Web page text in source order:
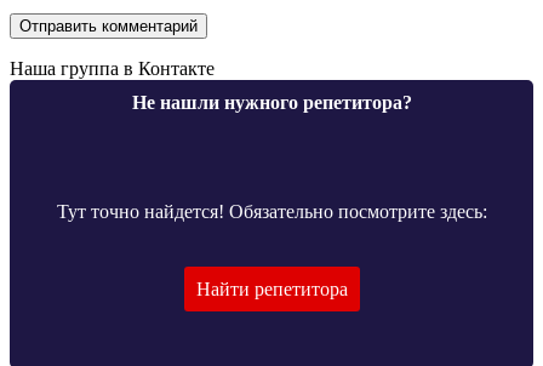
Наша группа в Контакте
Не нашли нужного репетитора?
Тут точно найдется! Обязательно посмотрите здесь:
Найти репетитора